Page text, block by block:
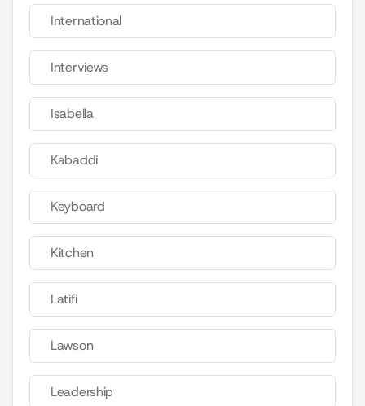
International
Interviews
Isabella
Kabaddi
Keyboard
Kitchen
Latifi
Lawson
Leadership